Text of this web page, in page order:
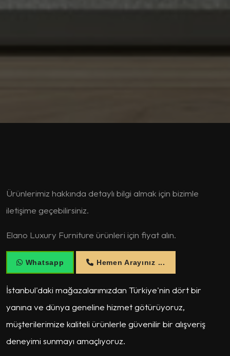
Ürünlerimiz hakkında detaylı bilgi almak için bizimle
iletişime geçebilirsiniz.
Elano Luxury Furniture ürünleri için fiyat alın.
Whatsapp Hemen Arayınız ...
İstanbul'daki mağazalarımızdan Türkiye'nin dört bir
yanına ve dünya geneline hizmet götürüyoruz,
müşterilerimize kaliteli ürünlerle güvenilir bir alışveriş
deneyimi sunmayı amaçlıyoruz.